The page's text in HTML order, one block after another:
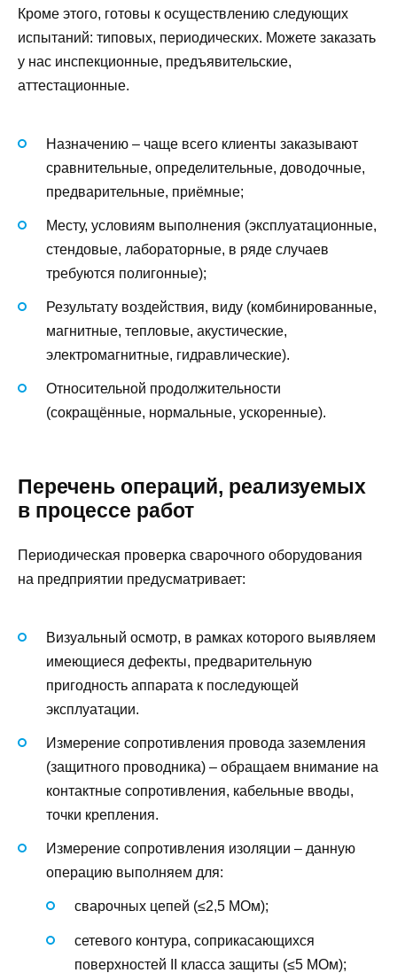
Кроме этого, готовы к осуществлению следующих
испытаний: типовых, периодических. Можете заказать
у нас инспекционные, предъявительские,
аттестационные.
Назначению – чаще всего клиенты заказывают
сравнительные, определительные, доводочные,
предварительные, приёмные;
Месту, условиям выполнения (эксплуатационные,
стендовые, лабораторные, в ряде случаев
требуются полигонные);
Результату воздействия, виду (комбинированные,
магнитные, тепловые, акустические,
электромагнитные, гидравлические).
Относительной продолжительности
(сокращённые, нормальные, ускоренные).
Перечень операций, реализуемых
в процессе работ
Периодическая проверка сварочного оборудования
на предприятии предусматривает:
Визуальный осмотр, в рамках которого выявляем
имеющиеся дефекты, предварительную
пригодность аппарата к последующей
эксплуатации.
Измерение сопротивления провода заземления
(защитного проводника) – обращаем внимание на
контактные сопротивления, кабельные вводы,
точки крепления.
Измерение сопротивления изоляции – данную
операцию выполняем для:
сварочных цепей (≤2,5 МОм);
сетевого контура, соприкасающихся
поверхностей II класса защиты (≤5 МОм);